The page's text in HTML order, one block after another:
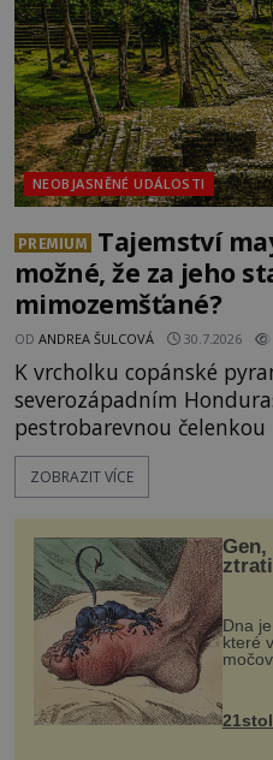
NEOBJASNĚNÉ UDÁLOSTI
PREMIUM
Tajemství
možné, že za jeho
mimozemšťané?
OD ANDREA ŠULCOVÁ 30.7.2026
K vrcholku copánské
severozápadním
pestrobarevnou
kamenných schodech, na
reliéfy podivných
obleky podobné
tvorové přiletěli z nebes,
ZOBRAZIT VÍCE
mohl
Dna
které